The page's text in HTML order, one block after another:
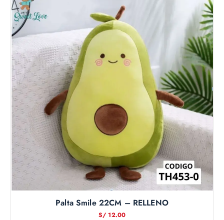
Palta Smile 22CM – RELLENO
S/ 12.00